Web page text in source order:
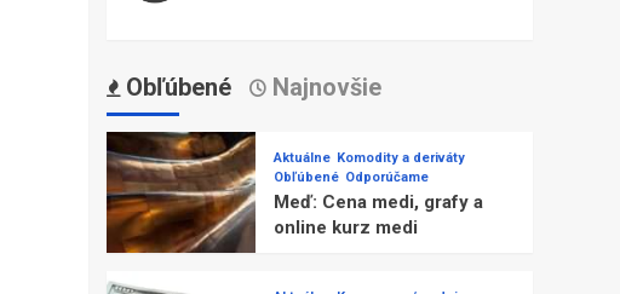
Obľúbené Najnovšie
Aktuálne Komodity a deriváty
Obľúbené Odporúčame
Meď: Cena medi, grafy a
online kurz medi